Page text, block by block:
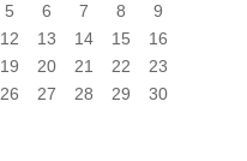
5 6 7 8
9
12 13 14 15
16
19 20 21 22
23
26 27 28 29
30